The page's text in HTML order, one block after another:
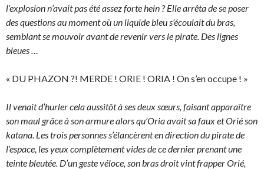
l’explosion n’avait pas été assez forte hein ? Elle arrêta de se poser
des questions au moment où un liquide bleu s’écoulait du bras,
semblant se mouvoir avant de revenir vers le pirate. Des lignes
bleues …
« DU PHAZON ?! MERDE ! ORIE ! ORIA ! On s’en occupe ! »
Il venait d’hurler cela aussitôt à ses deux sœurs, faisant apparaître
son maul grâce à son armure alors qu’Oria avait sa faux et Orié son
katana. Les trois personnes s’élancèrent en direction du pirate de
l’espace, les yeux complètement vides de ce dernier prenant une
teinte bleutée. D’un geste véloce, son bras droit vint frapper Orié,